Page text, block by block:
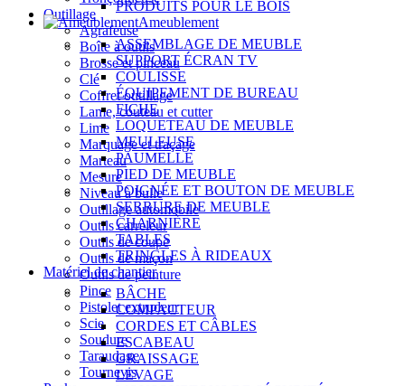
Outillage
Agrafeuse
Boîte à outils
Brosse et pinceau
Clé
Coffret outillage
Lame, couteau et cutter
Lime
Marquage et traçage
Marteau
Mesure
Niveau à bulle
Outillage automobile
Outils carreleur
Outils de coupe
Outils de maçon
Outils de peinture
Pince
Pistolet extrudeur
Scie
Soudure
Taraudage
Tournevis
PRODUITS POUR LE BOIS
Ameublement
ASSEMBLAGE DE MEUBLE
SUPPORT ÉCRAN TV
COULISSE
ÉQUIPEMENT DE BUREAU
FICHE
LOQUETEAU DE MEUBLE
MEULEUSE
PAUMELLE
PIED DE MEUBLE
POIGNÉE ET BOUTON DE MEUBLE
SERRURE DE MEUBLE
CHARNIÈRE
TABLES
TRINGLES À RIDEAUX
Matériel de chantier
BÂCHE
COMPACTEUR
CORDES ET CÂBLES
ESCABEAU
GRAISSAGE
LEVAGE